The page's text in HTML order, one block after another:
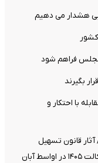
هشدار می دهیم
مجلس فراهم شود
بگیرند
با احتکار و
قانون تسهیل
آبان